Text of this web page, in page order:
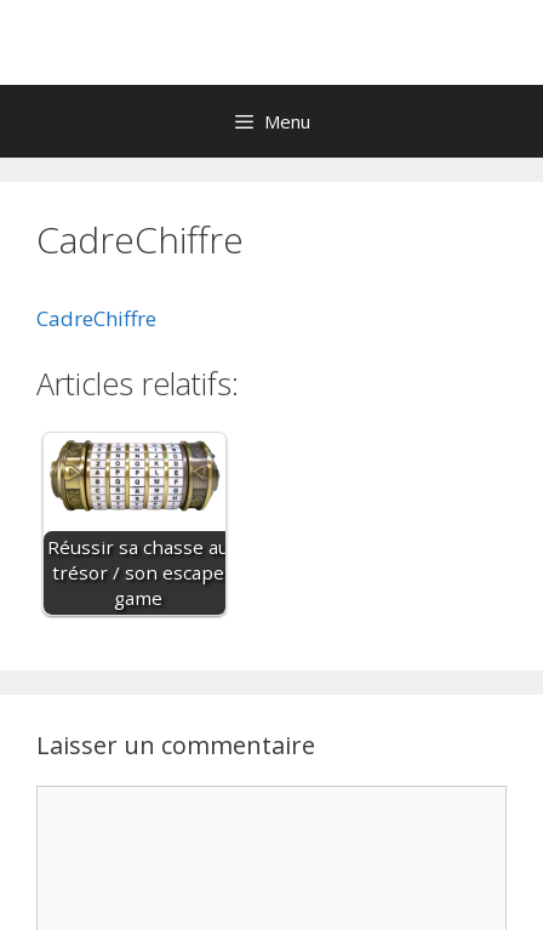
Menu
CadreChiffre
CadreChiffre
Articles relatifs:
Réussir sa chasse au
trésor / son escape
game
Laisser un commentaire